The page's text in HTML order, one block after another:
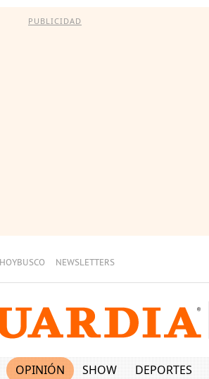
PUBLICIDAD
HOYBUSCO NEWSLETTERS
OPINIÓN SHOW DEPORTES